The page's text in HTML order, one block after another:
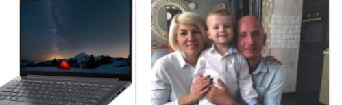
автор поделился с
«Христианское видение».
православному
принадлежат следующие
убо врагами […]
Евангелическо-Лютеранской
Церкви Северной Германии да
примет следующую декларацию
солидарности с Беларусью: Более
полугода Беларусь переживает
государственный кризис, который
с самого […]